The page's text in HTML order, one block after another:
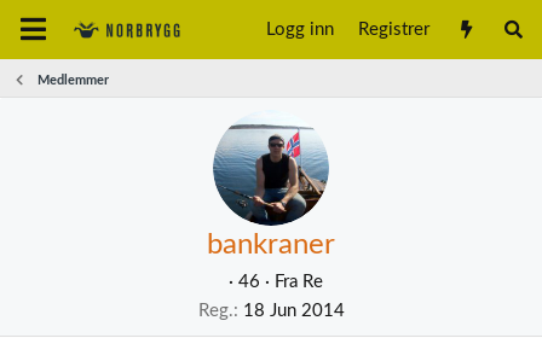
Logg inn Registrer
Medlemmer
bankraner
· 46 · Fra Re
Reg.
18 Jun 2014